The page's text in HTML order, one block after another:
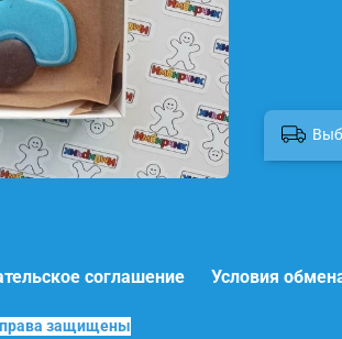
соглашение Условия
права защищены